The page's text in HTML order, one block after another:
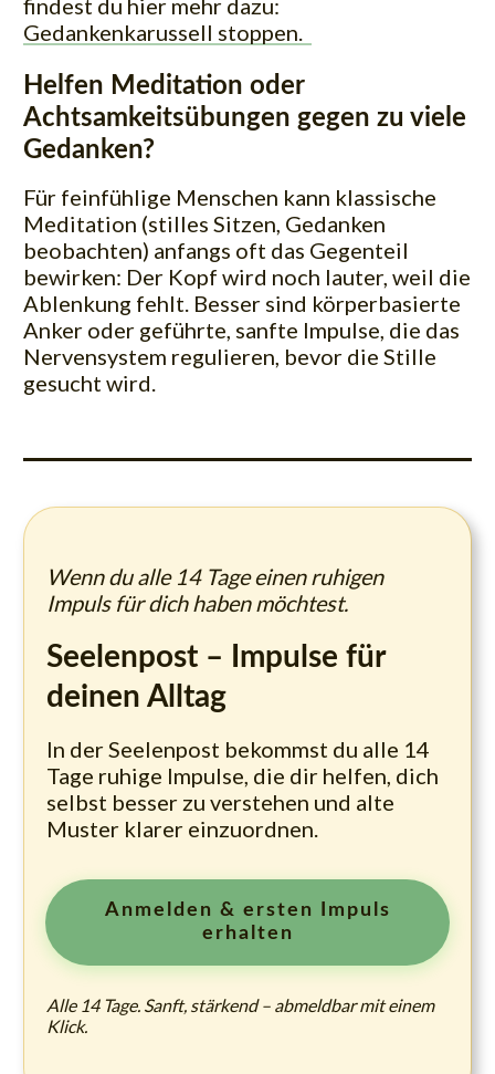
findest du hier mehr dazu:
Gedankenkarussell stoppen.
Helfen Meditation oder
Achtsamkeitsübungen gegen zu viele
Gedanken?
Für feinfühlige Menschen kann klassische
Meditation (stilles Sitzen, Gedanken
beobachten) anfangs oft das Gegenteil
bewirken: Der Kopf wird noch lauter, weil die
Ablenkung fehlt. Besser sind körperbasierte
Anker oder geführte, sanfte Impulse, die das
Nervensystem regulieren, bevor die Stille
gesucht wird.
Wenn du alle 14 Tage einen ruhigen
Impuls für dich haben möchtest.
Seelenpost – Impulse für
deinen Alltag
In der Seelenpost bekommst du alle 14
Tage ruhige Impulse, die dir helfen, dich
selbst besser zu verstehen und alte
Muster klarer einzuordnen.
Anmelden & ersten Impuls
erhalten
Alle 14 Tage. Sanft, stärkend – abmeldbar mit einem
Klick.